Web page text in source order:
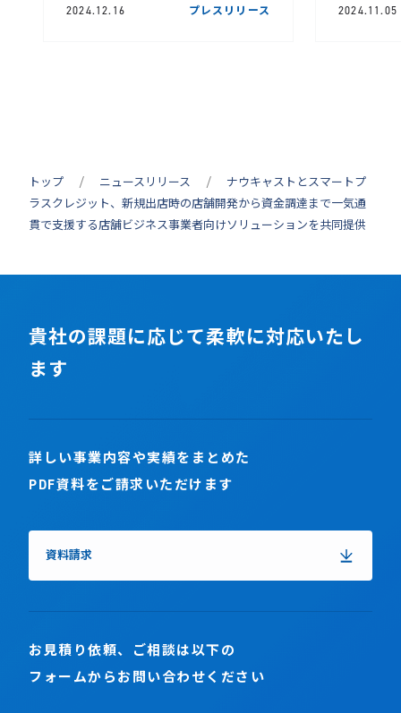
2024.12.16 プレスリリース 2024.11.05
トップ ニュースリリース
ナウキャストとスマートプ
ラスクレジット、新規出店時の店舗開発から資金調達まで一気通
貫で支援する店舗ビジネス事業者向けソリューションを共同提供
貴社の課題に応じて柔軟に対応いたし
ます
詳しい事業内容や実績をまとめた
PDF資料をご請求いただけます
資料請求
お見積り依頼、ご相談は以下の
フォームからお問い合わせください